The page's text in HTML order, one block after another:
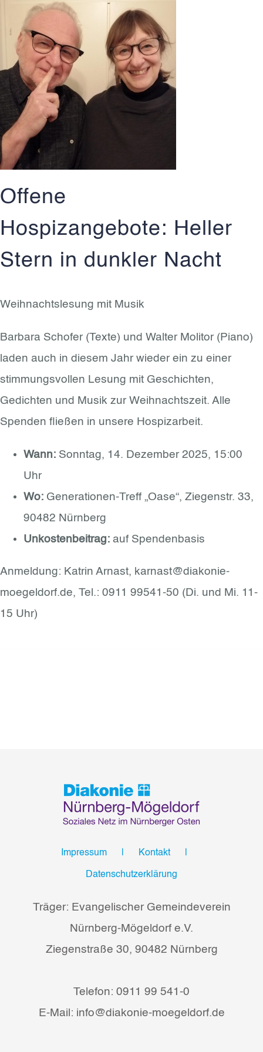
Offene
Hospizangebote: Heller
Stern in dunkler Nacht
Weihnachtslesung mit Musik
Barbara Schofer (Texte) und Walter Molitor (Piano)
laden auch in diesem Jahr wieder ein zu einer
stimmungsvollen Lesung mit Geschichten,
Gedichten und Musik zur Weihnachtszeit. Alle
Spenden fließen in unsere Hospizarbeit.
Wann: Sonntag, 14. Dezember 2025, 15:00
Uhr
Wo: Generationen-Treff „Oase“, Ziegenstr. 33,
90482 Nürnberg
Unkostenbeitrag: auf Spendenbasis
Anmeldung: Katrin Arnast, karnast@diakonie-
moegeldorf.de, Tel.: 0911 99541-50 (Di. und Mi. 11-
15 Uhr)
Impressum Kontakt
Datenschutzerklärung
Träger: Evangelischer Gemeindeverein
Nürnberg-Mögeldorf e.V.
Ziegenstraße 30, 90482 Nürnberg
Telefon: 0911 99 541-0
E-Mail: info@diakonie-moegeldorf.de